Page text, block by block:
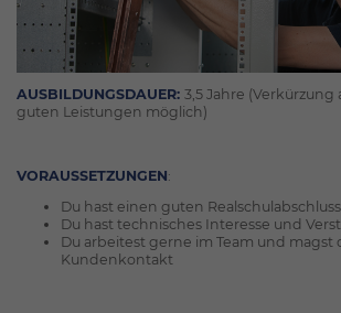
AUSBILDUNGSDAUER: 3,5 Jahre (Verkürzung
guten Leistungen möglich)
VORAUSSETZUNGEN:
Du hast einen guten
Du hast technisches Interesse und
Du arbeitest gerne im Team und magst
Kundenkontakt